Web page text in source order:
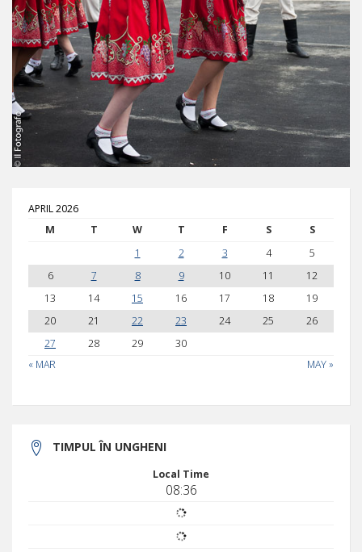
APRIL 2026
M
T W T F S S
« MAR MAY »
1 2 3 4
5
6
7 8 9 10 11
12
13
14 15 16 17 18
19
20
21 22 23 24 25
26
27
28 29 30
TIMPUL ÎN UNGHENI
Local Time
08:36